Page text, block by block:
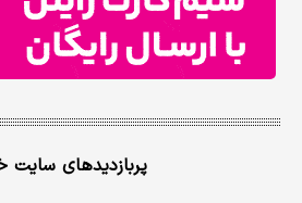
پربازدیدهای سایت